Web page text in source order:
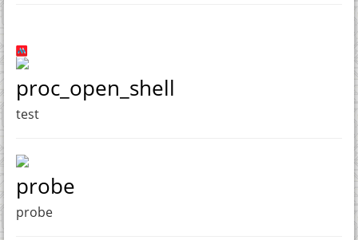
proc_open_shell
test
probe
probe